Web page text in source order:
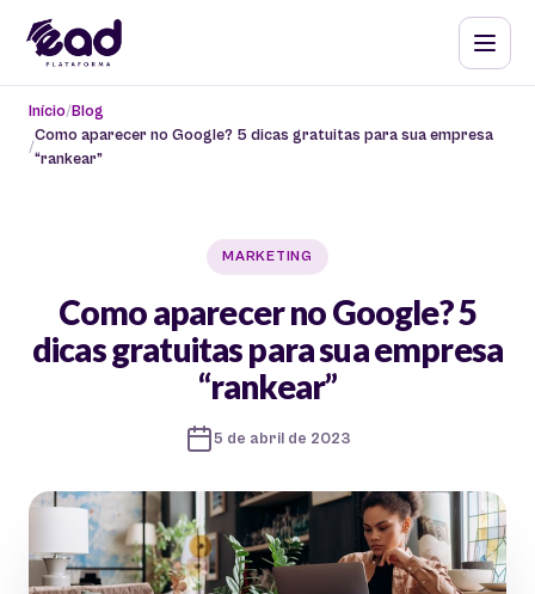
Início Blog
Como aparecer no Google? 5 dicas gratuitas para sua empresa
“rankear”
MARKETING
Como aparecer no Google? 5
dicas gratuitas para sua empresa
“rankear”
5 de abril de 2023